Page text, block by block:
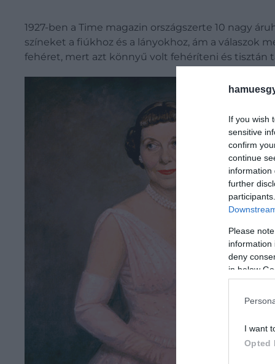
If you wish
sensitive
confirm
continue
information
further
Please
information
deny
in below
I want
Opted
1927-ben a Time magazin országszerte 10 nagy
színeket a fiúkhoz és a lányokhoz, ám a válaszok
fehéret, mert azt könnyű volt fehéríteni és tisztán